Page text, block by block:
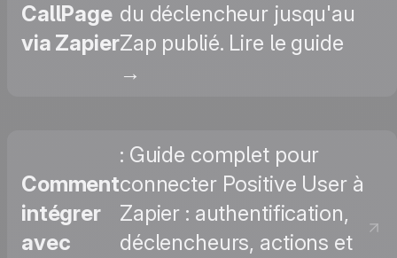
CallPage
via Zapier
du déclencheur jusqu'au
Zap publié. Lire le guide
→
Comment
intégrer
avec
: Guide complet pour
connecter Positive User à
Zapier : authentification,
déclencheurs, actions et